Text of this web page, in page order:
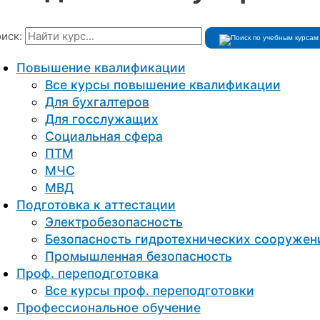
Повышение квалификации
Все курсы повышение квалификации
Для бухгалтеров
Для госслужащих
Социальная сфера
ПТМ
МЧС
МВД
Подготовка к aттестации
Электробезопасность
Безопасность гидротехнических
Промышленная безопасность
Проф. переподготовка
Все курсы проф. переподготовки
Профессиональное обучение